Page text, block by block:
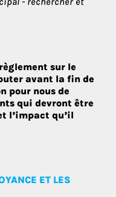
sur le
avant la fin de
pour nous de
qui devront être
l’impact qu’il
ET LES